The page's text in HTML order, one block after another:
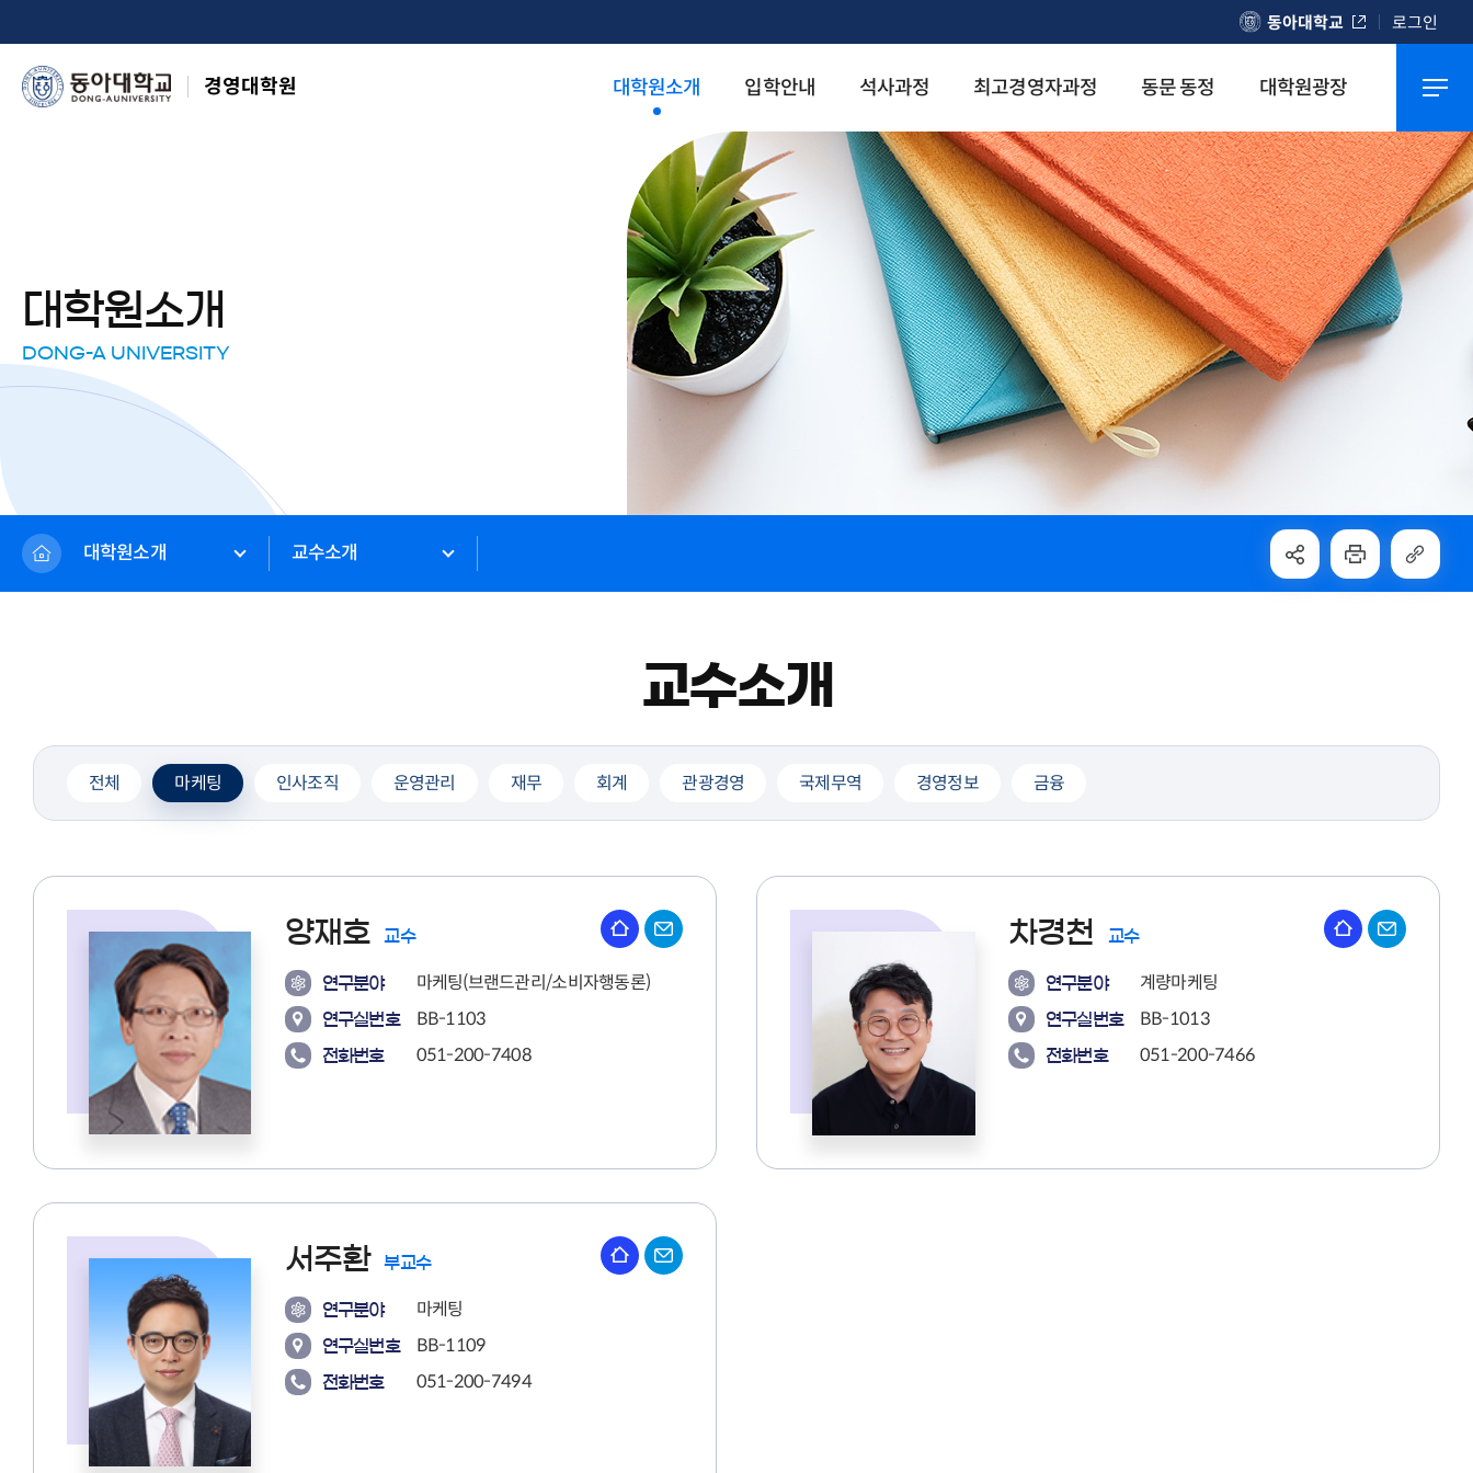
동아대학교 로그인
경영대학원 대학원소개 입학안내 석사과정 최고경영자과정 동문 동정 대학원광장
대학원소개
DONG-A UNIVERSITY
대학원소개 교수소개
교수소개
전체 마케팅 인사조직 운영관리 재무 회계 관광경영 국제무역 경영정보 금융
양재호 교수
연구분야 마케팅(브랜드관리/소비자행동론)
연구실번호 BB-1103
전화번호 051-200-7408
차경천 교수
연구분야 계량마케팅
연구실번호 BB-1013
전화번호 051-200-7466
서주환 부교수
연구분야 마케팅
연구실번호 BB-1109
전화번호 051-200-7494